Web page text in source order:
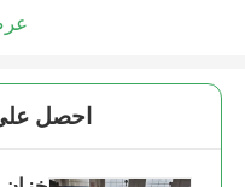
احصل